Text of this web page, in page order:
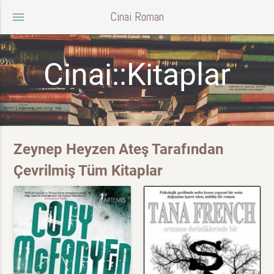
menu Cinai Roman
Cinai::Kitaplar
Zeynep Heyzen Ateş Tarafından
Çevrilmiş Tüm Kitaplar